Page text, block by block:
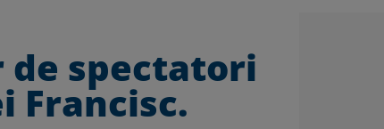
de spectatori
Francisc.